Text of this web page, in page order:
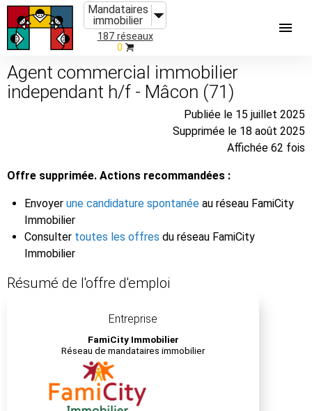
Mandataires
immobilier
187 réseaux
0
Agent commercial immobilier
independant h/f - Mâcon (71)
Publiée le 15 juillet 2025
Supprimée le 18 août 2025
Affichée 62 fois
Offre supprimée. Actions recommandées :
Envoyer une candidature spontanée au réseau FamiCity
Immobilier
Consulter toutes les offres du réseau FamiCity
Immobilier
Résumé de l'offre d'emploi
Entreprise
FamiCity Immobilier
Réseau de mandataires immobilier